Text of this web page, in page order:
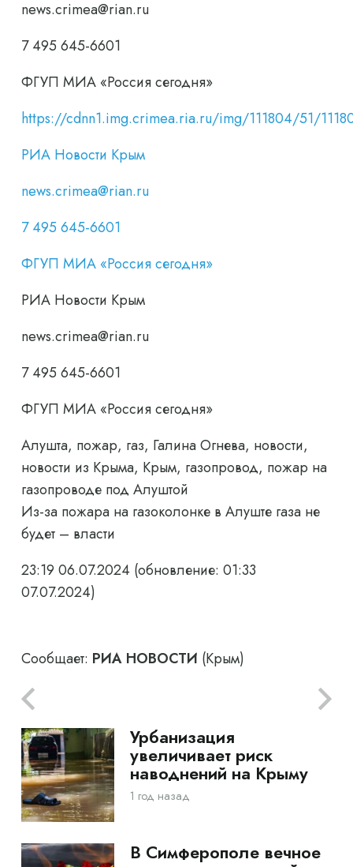
news.crimea@rian.ru
7 495 645-6601
ФГУП МИА «Россия сегодня»
https://cdnn1.img.crimea.ria.ru/img/111804/51/
РИА Новости Крым
news.crimea@rian.ru
7 495 645-6601
ФГУП МИА «Россия сегодня»
РИА Новости Крым
news.crimea@rian.ru
7 495 645-6601
ФГУП МИА «Россия сегодня»
Алушта, пожар, газ, Галина Огнева, новости,
новости из Крыма, Крым, газопровод, пожар на
газопроводе под Алуштой
Из-за пожара на газоколонке в Алуште газа не
будет – власти
23:19 06.07.2024 (обновление: 01:33
07.07.2024)
Сообщает: РИА НОВОСТИ (Крым)
Урбанизация
увеличивает риск
наводнений на Крыму
1 год назад
В Симферополе вечное